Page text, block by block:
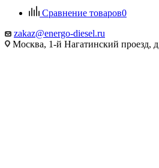
Сравнение товаров0
zakaz@energo-diesel.ru
Москва, 1-й Нагатинский проезд,